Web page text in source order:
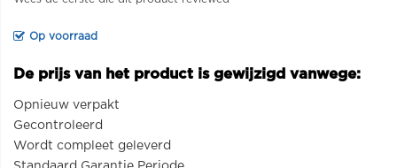
Op voorraad
De prijs van het product is gewijzigd vanwege:
Opnieuw verpakt
Gecontroleerd
Wordt compleet geleverd